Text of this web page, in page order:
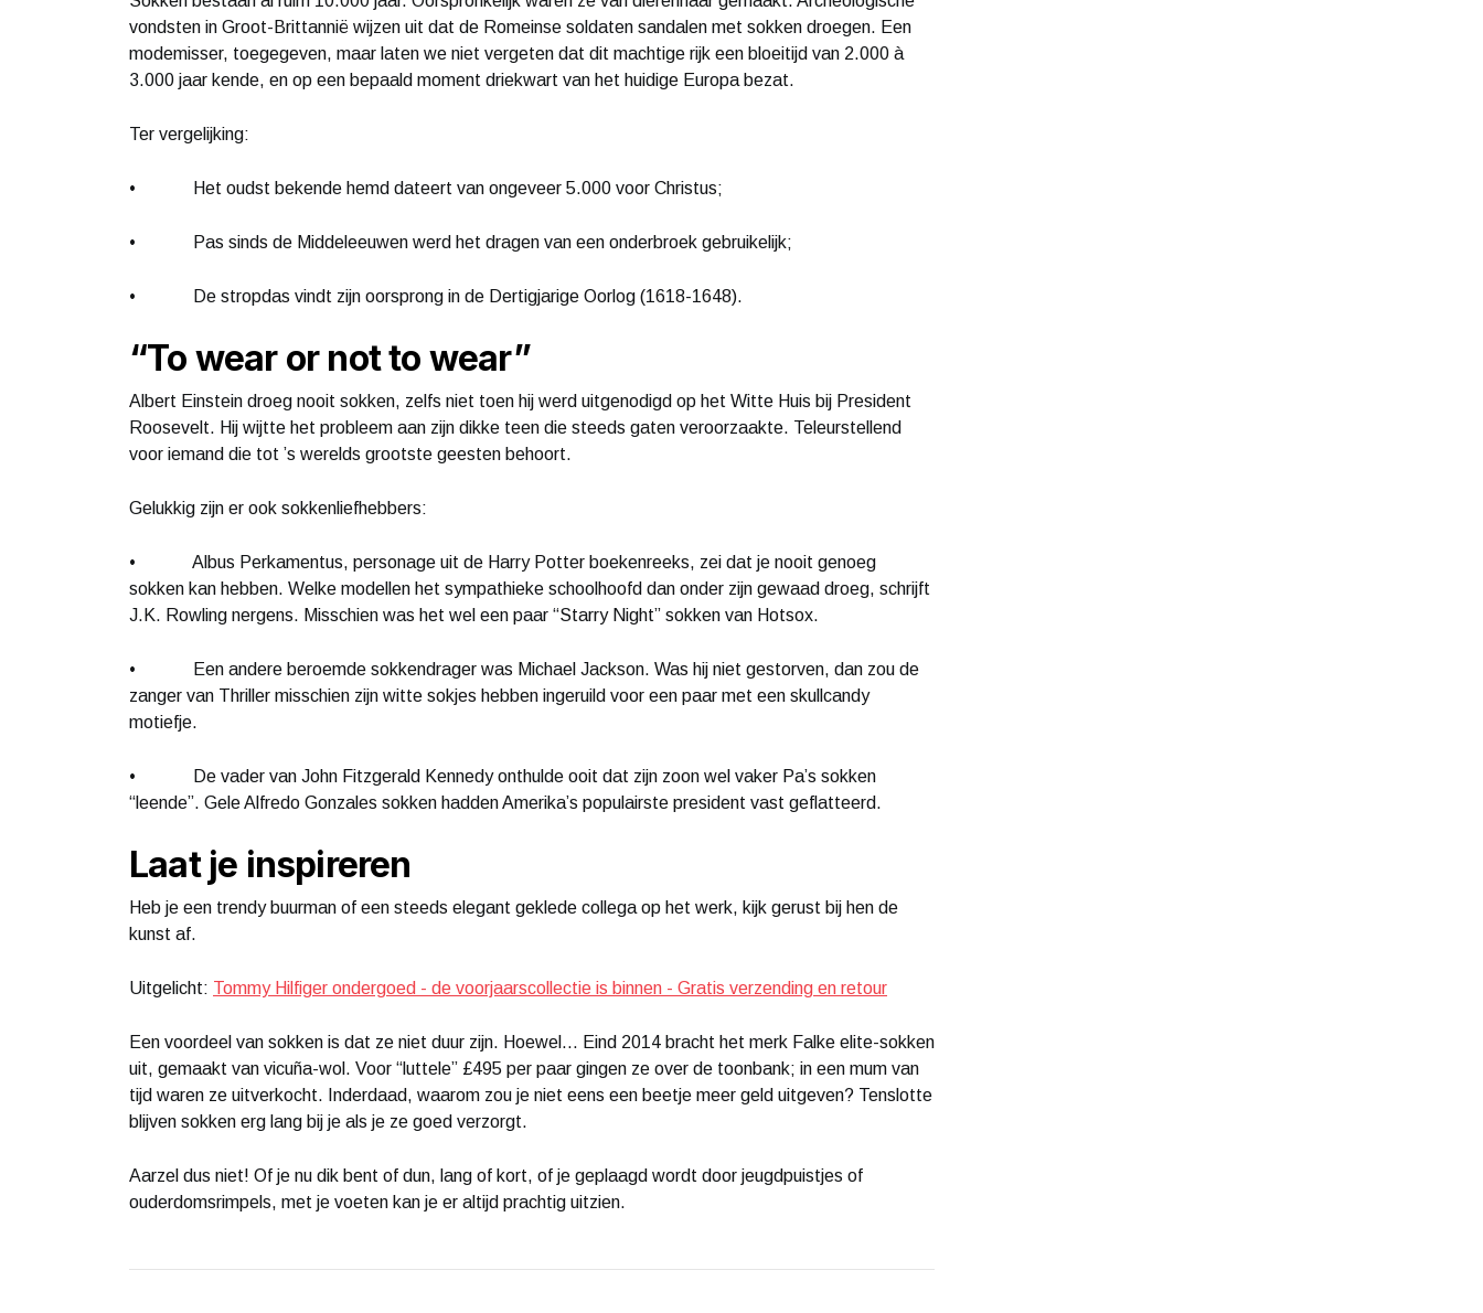
vondsten in Groot-Brittannië wijzen uit dat de Romeinse soldaten sandalen met sokken droegen. Een
modemisser, toegegeven, maar laten we niet vergeten dat dit machtige rijk een bloeitijd van 2.000 à
3.000 jaar kende, en op een bepaald moment driekwart van het huidige Europa bezat.
Ter vergelijking:
• Het oudst bekende hemd dateert van ongeveer 5.000 voor Christus;
• Pas sinds de Middeleeuwen werd het dragen van een onderbroek gebruikelijk;
• De stropdas vindt zijn oorsprong in de Dertigjarige Oorlog (1618-1648).
“To wear or not to wear”
Albert Einstein droeg nooit sokken, zelfs niet toen hij werd uitgenodigd op het Witte Huis bij President
Roosevelt. Hij wijtte het probleem aan zijn dikke teen die steeds gaten veroorzaakte. Teleurstellend
voor iemand die tot ’s werelds grootste geesten behoort.
Gelukkig zijn er ook sokkenliefhebbers:
• Albus Perkamentus, personage uit de Harry Potter boekenreeks, zei dat je nooit genoeg
sokken kan hebben. Welke modellen het sympathieke schoolhoofd dan onder zijn gewaad droeg, schrijft
J.K. Rowling nergens. Misschien was het wel een paar “Starry Night” sokken van Hotsox.
• Een andere beroemde sokkendrager was Michael Jackson. Was hij niet gestorven, dan zou de
zanger van Thriller misschien zijn witte sokjes hebben ingeruild voor een paar met een skullcandy
motiefje.
• De vader van John Fitzgerald Kennedy onthulde ooit dat zijn zoon wel vaker Pa’s sokken
“leende”. Gele Alfredo Gonzales sokken hadden Amerika’s populairste president vast geflatteerd.
Laat je inspireren
Heb je een trendy buurman of een steeds elegant geklede collega op het werk, kijk gerust bij hen de
kunst af.
Uitgelicht: Tommy Hilfiger ondergoed - de voorjaarscollectie is binnen - Gratis verzending en retour
Een voordeel van sokken is dat ze niet duur zijn. Hoewel… Eind 2014 bracht het merk Falke elite-sokken
uit, gemaakt van vicuña-wol. Voor “luttele” £495 per paar gingen ze over de toonbank; in een mum van
tijd waren ze uitverkocht. Inderdaad, waarom zou je niet eens een beetje meer geld uitgeven? Tenslotte
blijven sokken erg lang bij je als je ze goed verzorgt.
Aarzel dus niet! Of je nu dik bent of dun, lang of kort, of je geplaagd wordt door jeugdpuistjes of
ouderdomsrimpels, met je voeten kan je er altijd prachtig uitzien.